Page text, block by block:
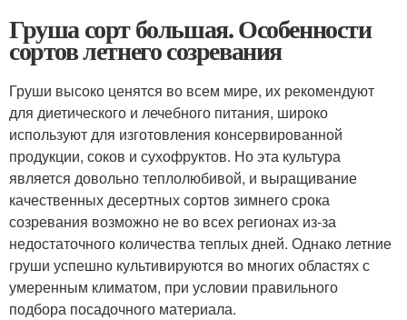
Груша сорт большая. Особенности
сортов летнего созревания
Груши высоко ценятся во всем мире, их рекомендуют
для диетического и лечебного питания, широко
используют для изготовления консервированной
продукции, соков и сухофруктов. Но эта культура
является довольно теплолюбивой, и выращивание
качественных десертных сортов зимнего срока
созревания возможно не во всех регионах из-за
недостаточного количества теплых дней. Однако летние
груши успешно культивируются во многих областях с
умеренным климатом, при условии правильного
подбора посадочного материала.